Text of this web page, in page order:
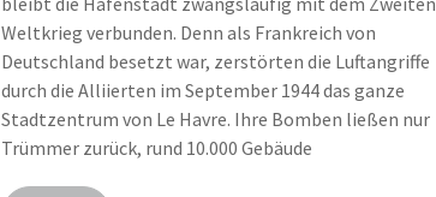
Weltkrieg verbunden. Denn als Frankreich von
Deutschland besetzt war, zerstörten die Luftangriffe
durch die Alliierten im September 1944 das ganze
Stadtzentrum von Le Havre. Ihre Bomben ließen nur
Trümmer zurück, rund 10.000 Gebäude